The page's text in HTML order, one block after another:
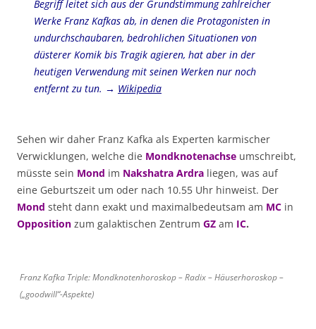
Begriff leitet sich aus der Grundstimmung zahlreicher
Werke Franz Kafkas ab, in denen die Protagonisten in
undurchschaubaren, bedrohlichen Situationen von
düsterer Komik bis Tragik agieren, hat aber in der
heutigen Verwendung mit seinen Werken nur noch
entfernt zu tun. → Wikipedia
Sehen wir daher Franz Kafka als Experten karmischer
Verwicklungen, welche die Mondknotenachse umschreibt,
müsste sein Mond im Nakshatra Ardra liegen, was auf
eine Geburtszeit um oder nach 10.55 Uhr hinweist. Der
Mond steht dann exakt und maximalbedeutsam am MC in
Opposition zum galaktischen Zentrum GZ am IC.
Franz Kafka Triple: Mondknotenhoroskop – Radix – Häuserhoroskop –
(„goodwill“-Aspekte)